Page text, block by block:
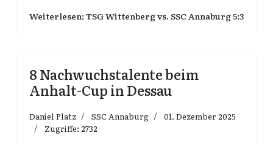
Weiterlesen: TSG Wittenberg vs. SSC Annaburg 5:3
8 Nachwuchstalente beim
Anhalt-Cup in Dessau
Daniel Platz SSC Annaburg
01. Dezember 2025
Zugriffe: 2732